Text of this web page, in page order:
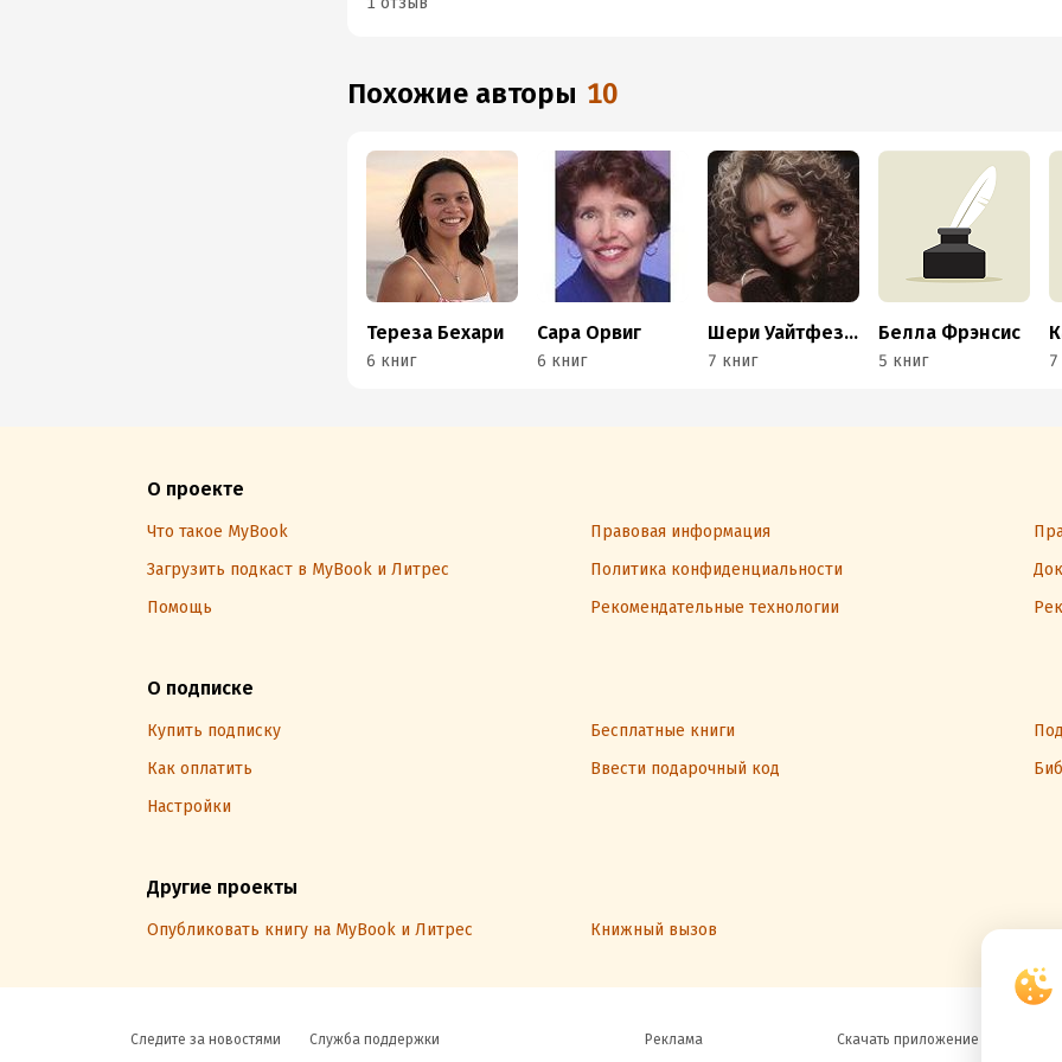
Похожие авторы 10
Тереза Бехари
6 книг
Сара Орвиг
6 книг
Шери Уайтфезер
7 книг
Белла Фрэнсис
5 книг
О проекте
Что такое MyBook Правовая информация
Загрузить подкаст в MyBook и Литрес
Политика конфиденциальности
Помощь
Рекомендательные технологии
О подписке
Купить подписку Бесплатные книги
Как оплатить
Ввести подарочный код
Настройки
Другие проекты
Опубликовать книгу на MyBook и Литрес Книжный вызов
Следите за новостями Служба поддержки Реклама Скачать приложение